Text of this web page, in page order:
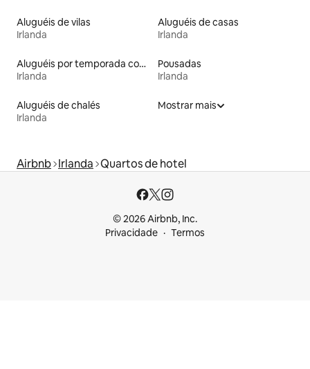
Aluguéis de vilas
Irlanda
Aluguéis de casas
Irlanda
Aluguéis por temporada com banheira de hidromassagem
Irlanda
Pousadas
Irlanda
Aluguéis de chalés
Irlanda
Mostrar mais
Airbnb Irlanda Quartos de hotel
© 2026 Airbnb, Inc.
Privacidade
Termos